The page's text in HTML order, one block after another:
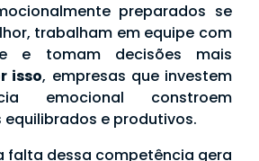
preparados se
trabalham em equipe com
e tomam decisões mais
isso, empresas que investem
emocional constroem
e produtivos.
falta dessa competência gera